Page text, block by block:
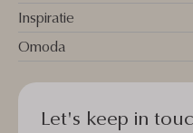
Inspiratie
Omoda
Let's keep in